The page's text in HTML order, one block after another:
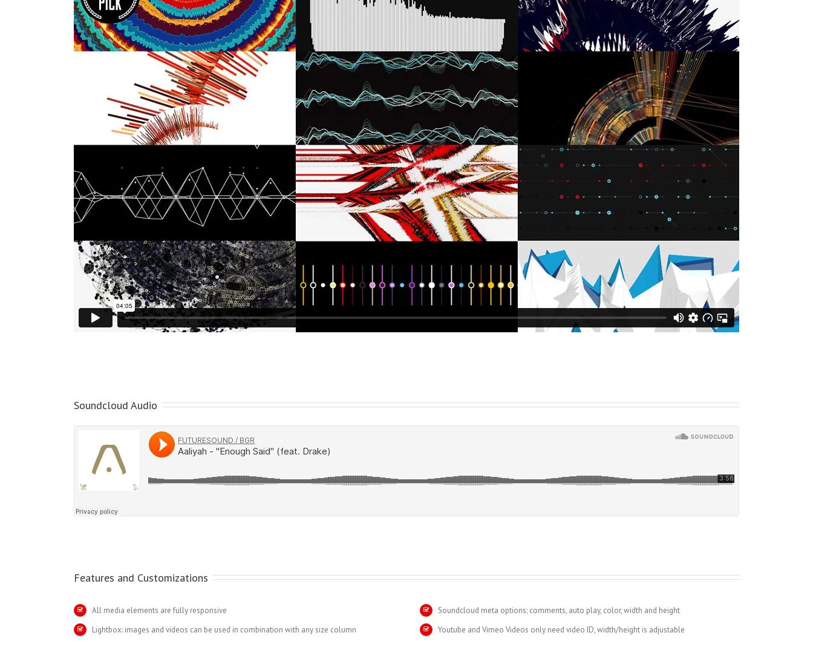
Soundcloud Audio
Features and Customizations
All media elements are fully responsive
Lightbox: images and videos can be used in combination with any size column
Soundcloud meta options; comments, auto play, color, width and height
Youtube and Vimeo Videos only need video ID, width/height is adjustable